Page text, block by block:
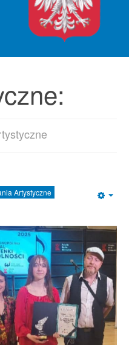
Artystyczne